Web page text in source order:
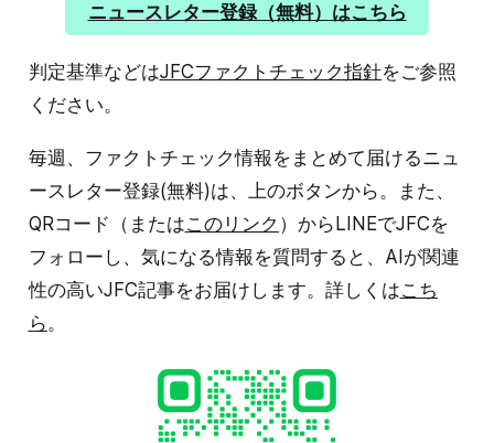
ニュースレター登録（無料）はこちら
判定基準などはJFCファクトチェック指針をご参照
ください。
毎週、ファクトチェック情報をまとめて届けるニュ
ースレター登録(無料)は、上のボタンから。また、
QRコード（またはこのリンク ）からLINEでJFCを
フォローし、気になる情報を質問すると、AIが関連
性の高いJFC記事をお届けします。詳しくはこち
ら。